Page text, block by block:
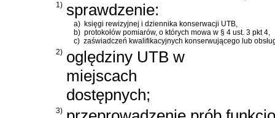
1) sprawdzenie:
a) księgi rewizyjnej i dziennika konserwacji UTB,
b) protokołów pomiarów, o których mowa w § 4 ust. 3 pkt 4,
c) zaświadczeń kwalifikacyjnych konserwującego lub
2) oględziny UTB w
miejscach
dostępnych;
3)